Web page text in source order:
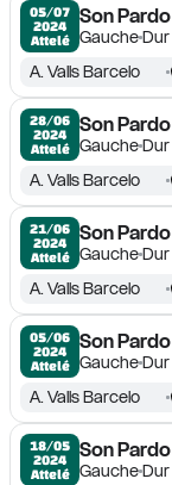
05/07
2024
Attelé
Son Pardo
GaucheDur
A. Valls Barcelo
28/06
2024
Attelé
Son Pardo
GaucheDur
A. Valls Barcelo
21/06
2024
Attelé
Son Pardo
GaucheDur
A. Valls Barcelo
05/06
2024
Attelé
Son Pardo
GaucheDur
A. Valls Barcelo
18/05
2024
Attelé
Son Pardo
GaucheDur